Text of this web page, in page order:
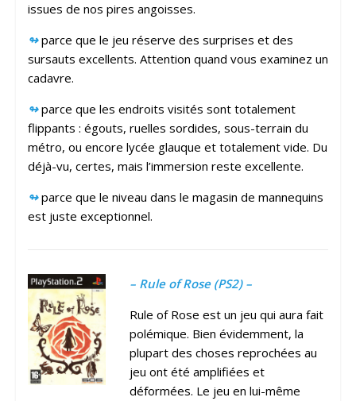
issues de nos pires angoisses.
↬ parce que le jeu réserve des surprises et des
sursauts excellents. Attention quand vous examinez un
cadavre.
↬ parce que les endroits visités sont totalement
flippants : égouts, ruelles sordides, sous-terrain du
métro, ou encore lycée glauque et totalement vide. Du
déjà-vu, certes, mais l’immersion reste excellente.
↬ parce que le niveau dans le magasin de mannequins
est juste exceptionnel.
– Rule of Rose (PS2) –
Rule of Rose est un jeu qui aura fait
polémique. Bien évidemment, la
plupart des choses reprochées au
jeu ont été amplifiées et
déformées. Le jeu en lui-même